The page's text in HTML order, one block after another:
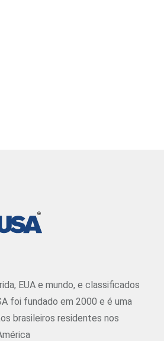
EUA e mundo, e classificados
foi fundado em 2000 e é uma
brasileiros residentes nos